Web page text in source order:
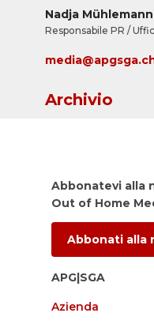
Nadja Mühlemann
Responsabile PR /
Archivio
Abbonatevi alla
Out of Home
Abbonati alla
APG|SGA
Azienda